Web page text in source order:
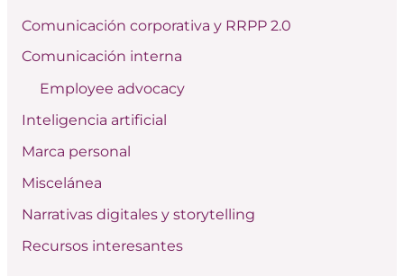
p
o
:
Comunicación corporativa y RRPP 2.0
Comunicación interna
Employee advocacy
Inteligencia artificial
Marca personal
Miscelánea
Narrativas digitales y storytelling
Recursos interesantes